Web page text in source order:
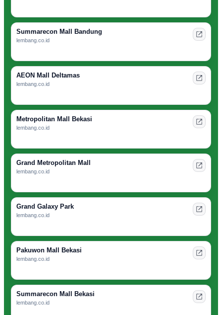
Summarecon Mall Bandung
lembang.co.id
AEON Mall Deltamas
lembang.co.id
Metropolitan Mall Bekasi
lembang.co.id
Grand Metropolitan Mall
lembang.co.id
Grand Galaxy Park
lembang.co.id
Pakuwon Mall Bekasi
lembang.co.id
Summarecon Mall Bekasi
lembang.co.id